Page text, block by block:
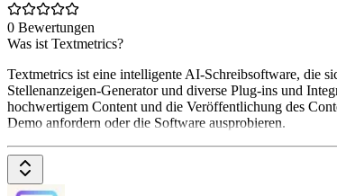
0 Bewertungen
Was ist Textmetrics?
Textmetrics ist eine intelligente AI-Schreibsoftware, die
Stellenanzeigen-Generator und diverse Plug-ins und
hochwertigem Content und die Veröffentlichung des
Demo anfordern oder die Software ausprobieren.